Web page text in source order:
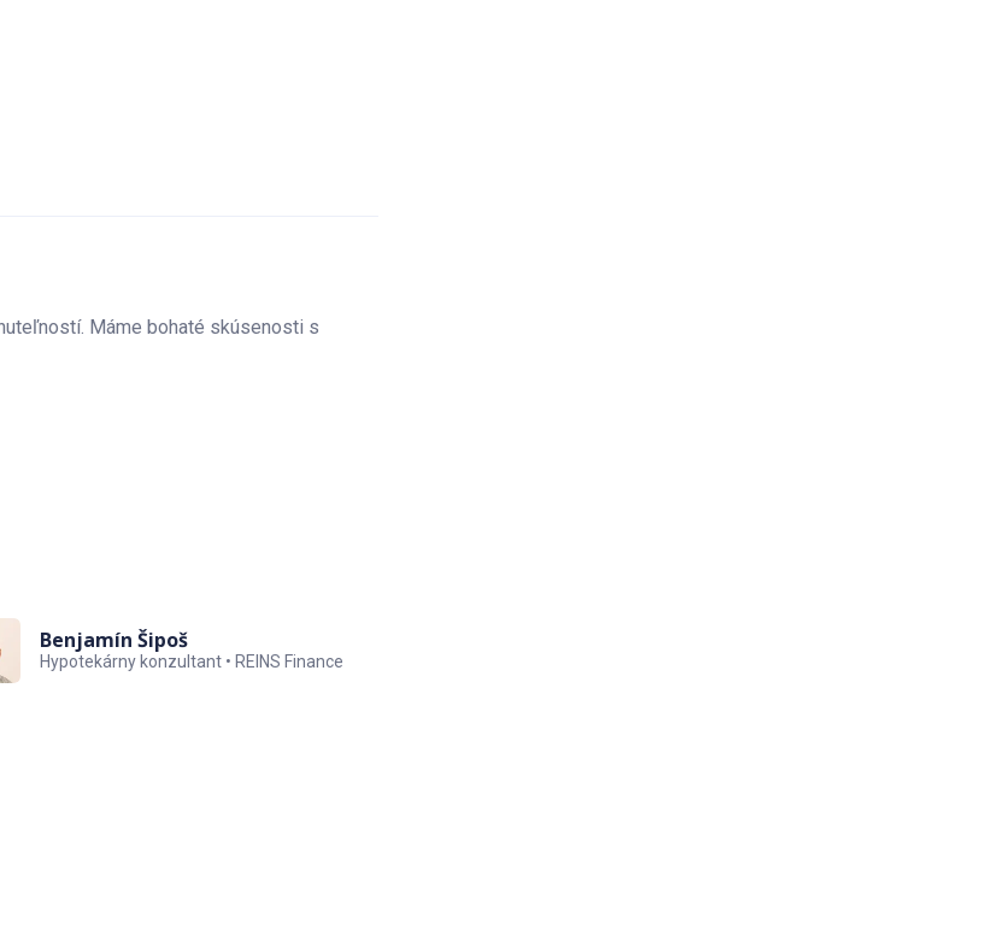
Máme bohaté skúsenosti s
Benjamín Šipoš
Hypotekárny konzultant • REINS Finance